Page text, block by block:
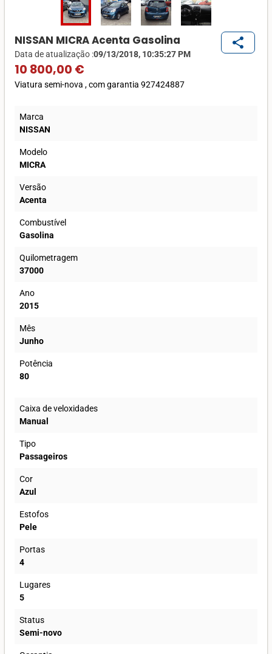
NISSAN MICRA Acenta Gasolina
Data de atualização :09/13/2018, 10:35:27 PM
10 800,00 €
share
Viatura semi-nova , com garantia 927424887
Marca
NISSAN
Modelo
MICRA
Versão
Acenta
Combustível
Gasolina
Quilometragem
37000
Ano
2015
Mês
Junho
Potência
80
Caixa de veloxidades
Manual
Tipo
Passageiros
Cor
Azul
Estofos
Pele
Portas
4
Lugares
5
Status
Semi-novo